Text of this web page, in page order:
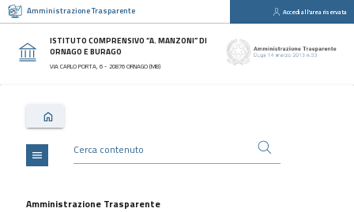
Amministrazione Trasparente Accedi all'area riservata
ISTITUTO COMPRENSIVO “A. MANZONI” DI
ORNAGO E BURAGO
VIA CARLO PORTA, 6 - 20876 ORNAGO (MB)
Sezioni
Disposizioni
Generali
Consulenti
collaboratori
Bandi
menu
Amministrazione Trasparente